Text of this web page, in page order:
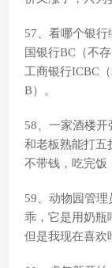
57、看哪个银
国银行BC（不
工商银行ICBC
B）。
58、一家酒楼
和老板熟能打五
不带钱，吃完饭
59、动物园管
乖，它是用奶瓶
但是我现在喜欢